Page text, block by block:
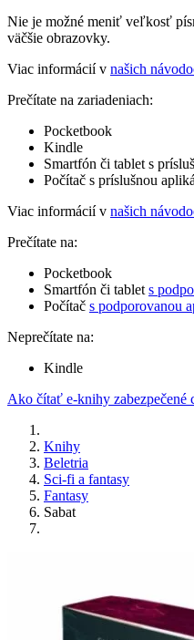
Nie je možné meniť veľkosť
väčšie obrazovky.
Viac informácií v našich
Prečítate na zariadeniach:
Pocketbook
Kindle
Smartfón či tablet s
Počítač s príslušnou
Viac informácií v našich
Prečítate na:
Pocketbook
Smartfón či tablet s
Počítač s podporovanou
Neprečítate na:
Kindle
Ako čítať e-knihy zabezpečené
Knihy
Beletria
Sci-fi a fantasy
Fantasy
Sabat